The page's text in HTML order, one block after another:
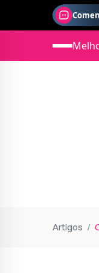
Artigos